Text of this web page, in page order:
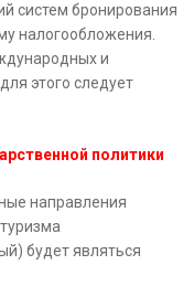
систем бронирования
налогообложения.
и
этого следует
политики
направления
будет являться